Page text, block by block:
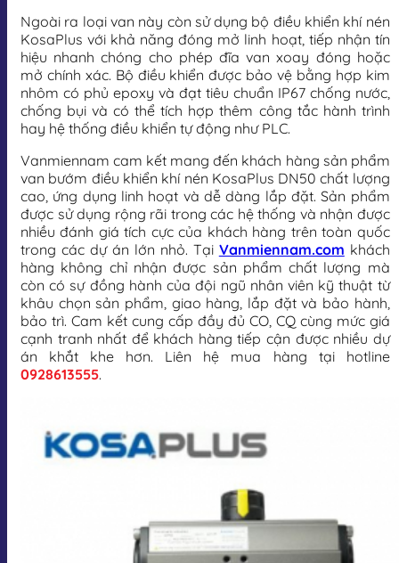
Ngoài ra loại van này còn sử dụng bộ điều khiển khí nén
KosaPlus với khả năng đóng mở linh hoạt, tiếp nhận tín
hiệu nhanh chóng cho phép đĩa van xoay đóng hoặc
mở chính xác. Bộ điều khiển được bảo vệ bằng hợp kim
nhôm có phủ epoxy và đạt tiêu chuẩn IP67 chống nước,
chống bụi và có thể tích hợp thêm công tắc hành trình
hay hệ thống điều khiển tự động như PLC.
Vanmiennam cam kết mang đến khách hàng sản phẩm
van bướm điều khiển khí nén KosaPlus DN50 chất lượng
cao, ứng dụng linh hoạt và dễ dàng lắp đặt. Sản phẩm
được sử dụng rộng rãi trong các hệ thống và nhận được
nhiều đánh giá tích cực của khách hàng trên toàn quốc
trong các dự án lớn nhỏ. Tại Vanmiennam.com khách
hàng không chỉ nhận được sản phẩm chất lượng mà
còn có sự đồng hành của đội ngũ nhân viên kỹ thuật từ
khâu chọn sản phẩm, giao hàng, lắp đặt và bảo hành,
bảo trì. Cam kết cung cấp đầy đủ CO, CQ cùng mức giá
cạnh tranh nhất để khách hàng tiếp cận được nhiều dự
án khắt khe hơn. Liên hệ mua hàng tại hotline
0928613555.